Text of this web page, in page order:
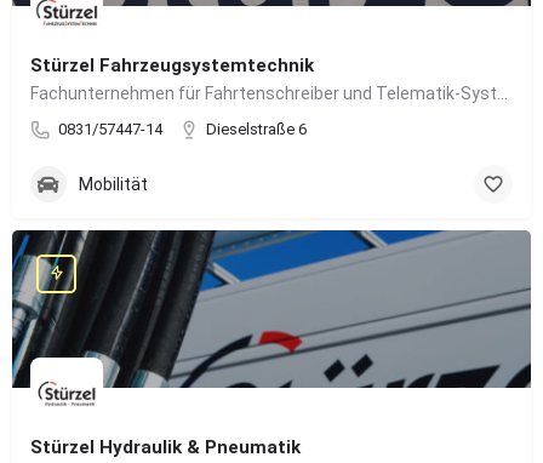
Stürzel Fahrzeugsystemtechnik
0831/57447-14 Dieselstraße 6
Mobilität
Stürzel Hydraulik & Pneumatik